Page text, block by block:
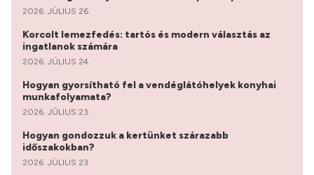
2026. JÚLIUS 26.
Korcolt lemezfedés: tartós és modern választás az
ingatlanok számára
2026. JÚLIUS 24.
Hogyan gyorsítható fel a vendéglátóhelyek konyhai
munkafolyamata?
2026. JÚLIUS 23.
Hogyan gondozzuk a kertünket szárazabb
időszakokban?
2026. JÚLIUS 23.